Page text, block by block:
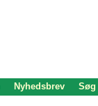
Nyhedsbrev Søg